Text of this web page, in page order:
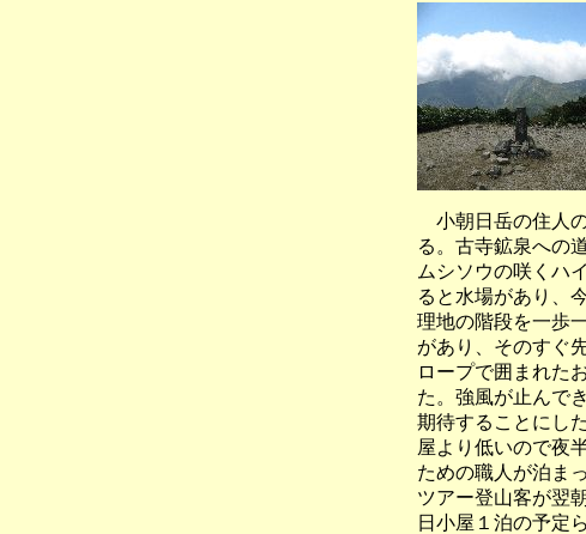
小朝日岳の住人
る。古寺鉱泉への
ムシソウの咲くハ
ると水場があり、
理地の階段を一歩
があり、そのすぐ
ロープで囲まれた
た。強風が止んで
期待することにし
屋より低いので夜
ための職人が泊ま
ツアー登山客が翌
日小屋１泊の予定